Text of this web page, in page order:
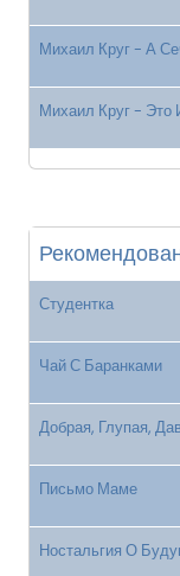
Михаил Круг - А
Михаил Круг - Это
Студентка
Чай С Баранками
Добрая, Глупая,
Письмо Маме
Ностальгия О